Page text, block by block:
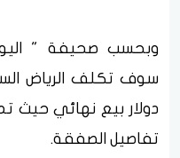
وبحسب صحيفة "
دولار بيع نهائي حيث
تفاصيل الصفقة.